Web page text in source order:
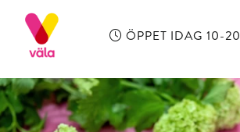
ÖPPET IDAG 10-20